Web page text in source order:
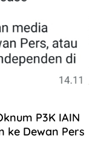
P3K IAIN
ke Dewan Pers